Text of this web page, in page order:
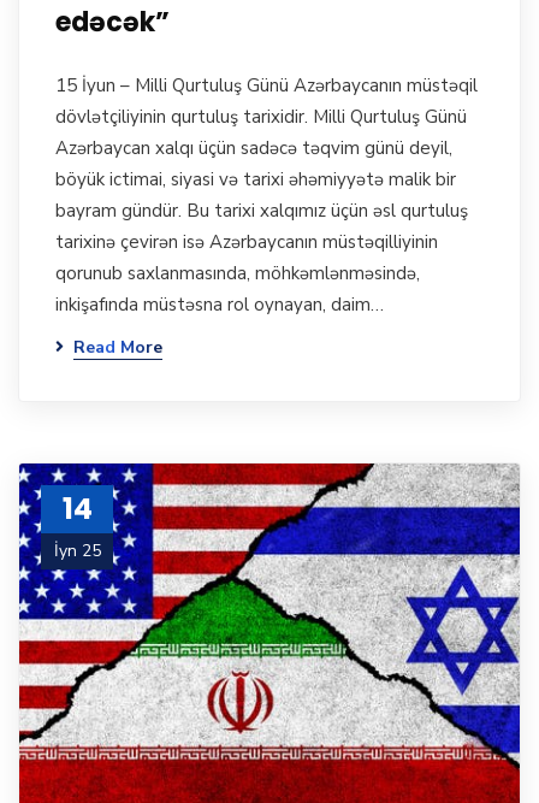
edəcək”
15 İyun – Milli Qurtuluş Günü Azərbaycanın müstəqil
dövlətçiliyinin qurtuluş tarixidir. Milli Qurtuluş Günü
Azərbaycan xalqı üçün sadəcə təqvim günü deyil,
böyük ictimai, siyasi və tarixi əhəmiyyətə malik bir
bayram gündür. Bu tarixi xalqımız üçün əsl qurtuluş
tarixinə çevirən isə Azərbaycanın müstəqilliyinin
qorunub saxlanmasında, möhkəmlənməsində,
inkişafında müstəsna rol oynayan, daim…
Read More
14
İyn 25